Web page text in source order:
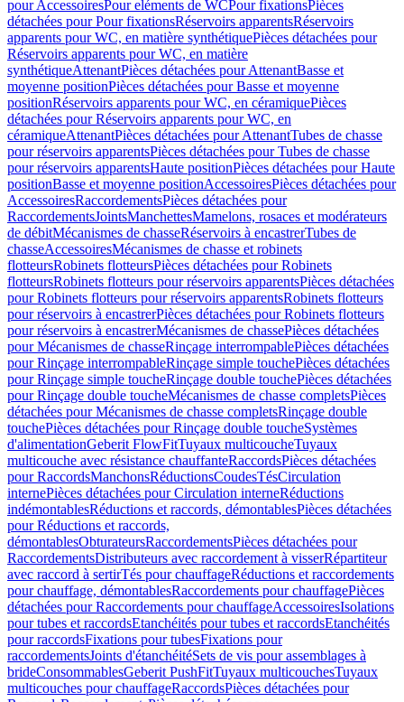
pour AccessoiresPour eléments de WCPour fixationsPièces
détachées pour Pour fixationsRéservoirs apparentsRéservoirs
apparents pour WC, en matière synthétiquePièces détachées pour
Réservoirs apparents pour WC, en matière
synthétiqueAttenantPièces détachées pour AttenantBasse et
moyenne positionPièces détachées pour Basse et moyenne
positionRéservoirs apparents pour WC, en céramiquePièces
détachées pour Réservoirs apparents pour WC, en
céramiqueAttenantPièces détachées pour AttenantTubes de chasse
pour réservoirs apparentsPièces détachées pour Tubes de chasse
pour réservoirs apparentsHaute positionPièces détachées pour Haute
positionBasse et moyenne positionAccessoiresPièces détachées pour
AccessoiresRaccordementsPièces détachées pour
RaccordementsJointsManchettesMamelons, rosaces et modérateurs
de débitMécanismes de chasseRéservoirs à encastrerTubes de
chasseAccessoiresMécanismes de chasse et robinets
flotteursRobinets flotteursPièces détachées pour Robinets
flotteursRobinets flotteurs pour réservoirs apparentsPièces détachées
pour Robinets flotteurs pour réservoirs apparentsRobinets flotteurs
pour réservoirs à encastrerPièces détachées pour Robinets flotteurs
pour réservoirs à encastrerMécanismes de chassePièces détachées
pour Mécanismes de chasseRinçage interrompablePièces détachées
pour Rinçage interrompableRinçage simple touchePièces détachées
pour Rinçage simple toucheRinçage double touchePièces détachées
pour Rinçage double toucheMécanismes de chasse completsPièces
détachées pour Mécanismes de chasse completsRinçage double
touchePièces détachées pour Rinçage double toucheSystèmes
d'alimentationGeberit FlowFitTuyaux multicoucheTuyaux
multicouche avec résistance chauffanteRaccordsPièces détachées
pour RaccordsManchonsRéductionsCoudesTésCirculation
internePièces détachées pour Circulation interneRéductions
indémontablesRéductions et raccords, démontablesPièces détachées
pour Réductions et raccords,
démontablesObturateursRaccordementsPièces détachées pour
RaccordementsDistributeurs avec raccordement à visserRépartiteur
avec raccord à sertirTés pour chauffageRéductions et raccordements
pour chauffage, démontablesRaccordements pour chauffagePièces
détachées pour Raccordements pour chauffageAccessoiresIsolations
pour tubes et raccordsEtanchéités pour tubes et raccordsEtanchéités
pour raccordsFixations pour tubesFixations pour
raccordementsJoints d'étanchéitéSets de vis pour assemblages à
brideConsommablesGeberit PushFitTuyaux multicouchesTuyaux
multicouches pour chauffageRaccordsPièces détachées pour